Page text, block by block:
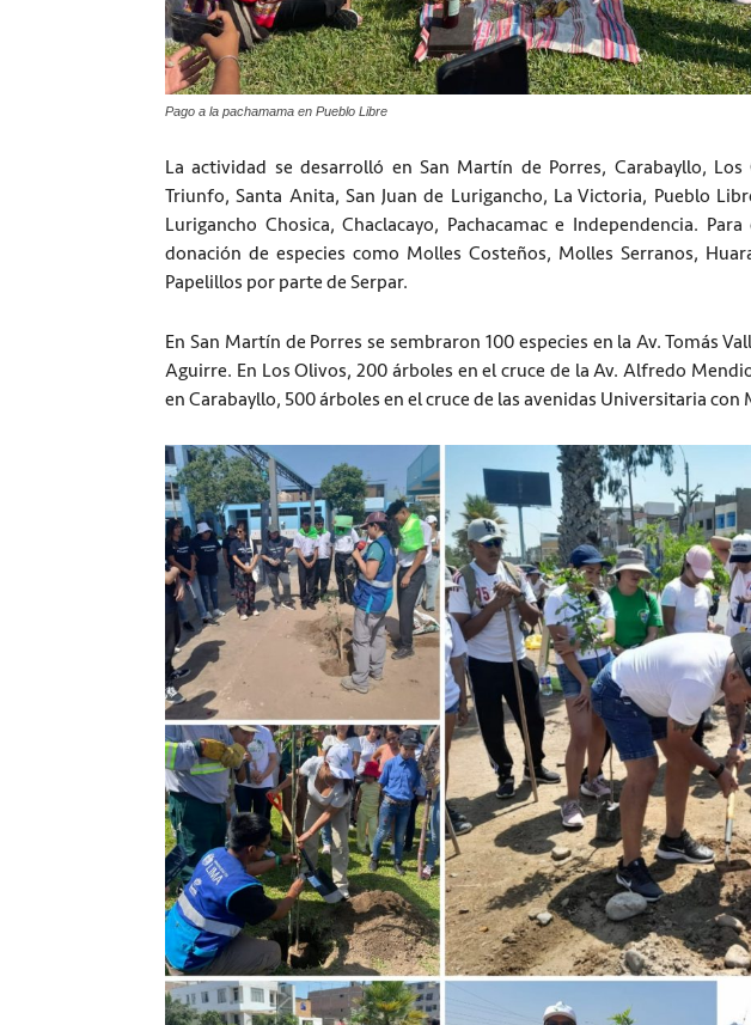
Pago a la pachamama en Pueblo Libre
La actividad se desarrolló en San Martín de Porres, Carabayllo,
Triunfo, Santa Anita, San Juan de Lurigancho, La Victoria, Pueblo
Lurigancho Chosica, Chaclacayo, Pachacamac e Independencia.
donación de especies como Molles Costeños, Molles Serranos,
Papelillos por parte de Serpar.
En San Martín de Porres se sembraron 100 especies en la Av. Tomás
Aguirre. En Los Olivos, 200 árboles en el cruce de la Av. Alfredo
en Carabayllo, 500 árboles en el cruce de las avenidas Universitaria con